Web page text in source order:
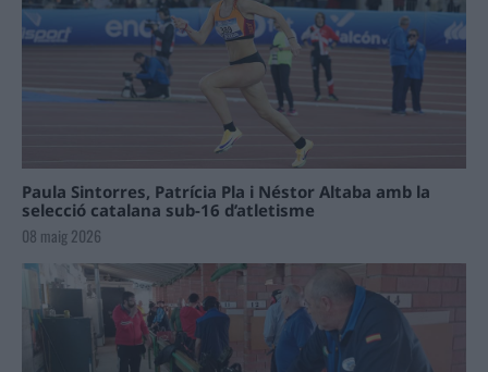
Paula Sintorres, Patrícia Pla i Néstor Altaba amb la
selecció catalana sub-16 d’atletisme
08 maig 2026